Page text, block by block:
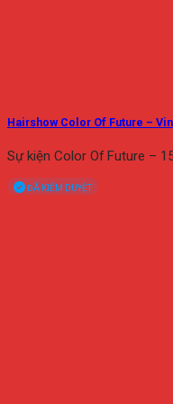
Hairshow Color Of Future –
Sự kiện Color Of Future –
ĐÃ KIỂM DUYỆT